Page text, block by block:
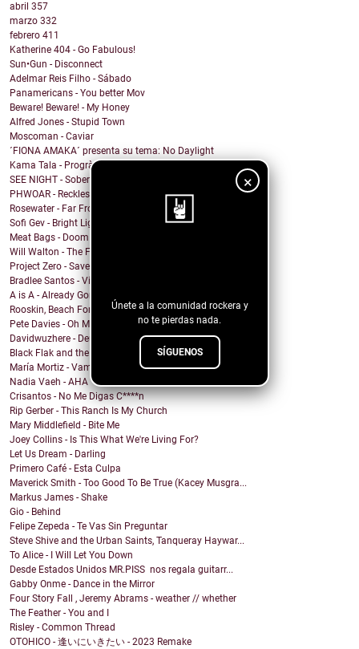
×
Únete a la comunidad rockera y
no te pierdas nada.
SÍGUENOS
abril 357
marzo 332
febrero 411
Katherine 404 - Go Fabulous!
Sun•Gun - Disconnect
Adelmar Reis Filho - Sábado
Panamericans - You better Mov
Beware! Beware! - My Honey
Alfred Jones - Stupid Town
Moscoman - Caviar
´FIONA AMAKA´ presenta su tema: No Daylight
Kama Tala - Progràmma
SEE NIGHT - Sober & High
PHWOAR - Reckless
Rosewater - Far From Home
Sofi Gev - Bright Light Shining
Meat Bags - Doom
Will Walton - The Fine Line
Project Zero - Save the Date
Bradlee Santos - Violent Kiss
A is A - Already Gone
Rooskin, Beach For Tiger - Forever This Way
Pete Davies - Oh My God
Davidwuzhere - Deuces
Black Flak and the Nightmare Fighters - Depthlight
María Mortiz - Vampiro
Nadia Vaeh - AHA
Crisantos - No Me Digas C****n
Rip Gerber - This Ranch Is My Church
Mary Middlefield - Bite Me
Joey Collins - Is This What We're Living For?
Let Us Dream - Darling
Primero Café - Esta Culpa
Maverick Smith - Too Good To Be True (Kacey Musgra...
Markus James - Shake
Gio - Behind
Felipe Zepeda - Te Vas Sin Preguntar
Steve Shive and the Urban Saints, Tanqueray Haywar...
To Alice - I Will Let You Down
Desde Estados Unidos MR.PISS nos regala guitarr...
Gabby Onme - Dance in the Mirror
Four Story Fall , Jeremy Abrams - weather // whether
The Feather - You and I
Risley - Common Thread
OTOHICO - 逢いにいきたい - 2023 Remake